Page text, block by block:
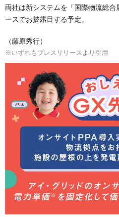
両社は新システムを「国際物流総
ースでお披露目する予定。
（藤原秀行）
※いずれもプレスリリースより引用